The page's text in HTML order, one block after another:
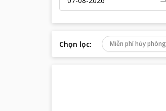
Chọn lọc: Miễn phí hủy phòng